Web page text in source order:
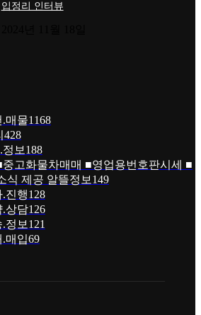
입정리 인터뷰
매물1168
428
보 188
고화물차매매 ■영업용번호판시세 ■
식 제공 알뜰정보 149
진행128
.상담126
정보 121
매입69